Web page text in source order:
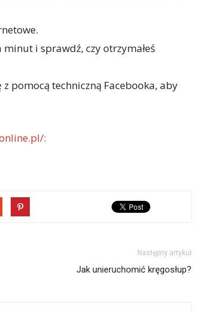
minut i sprawdź, czy otrzymałeś
pomocą techniczną Facebooka, aby
:
Następny artykuł
Jak unieruchomić kręgosłup?